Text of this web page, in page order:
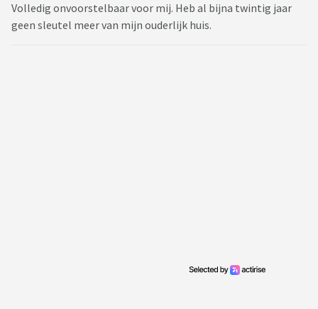
Volledig onvoorstelbaar voor mij. Heb al bijna twintig jaar
geen sleutel meer van mijn ouderlijk huis.